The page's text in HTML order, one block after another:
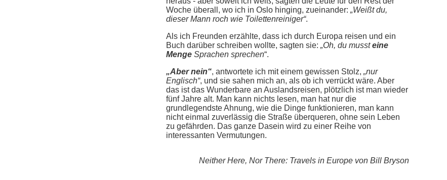
Woche überall, wo ich in Oslo hinging, zueinander: „Weißt du,
dieser Mann roch wie Toilettenreiniger“.
Als ich Freunden erzählte, dass ich durch Europa reisen und ein
Buch darüber schreiben wollte, sagten sie: „Oh, du mussteine
Menge Sprachen sprechen“.
„Aber nein“, antwortete ich mit einem gewissen Stolz, „nur
Englisch“, und sie sahen mich an, als ob ich verrückt wäre. Aber
das ist das Wunderbare an Auslandsreisen, plötzlich ist man wieder
fünf Jahre alt. Man kann nichts lesen, man hat nur die
grundlegendste Ahnung, wie die Dinge funktionieren, man kann
nicht einmal zuverlässig die Straße überqueren, ohne sein Leben
zu gefährden. Das ganze Dasein wird zu einer Reihe von
interessanten Vermutungen.
Neither Here, Nor There: Travels in Europe von Bill Bryson